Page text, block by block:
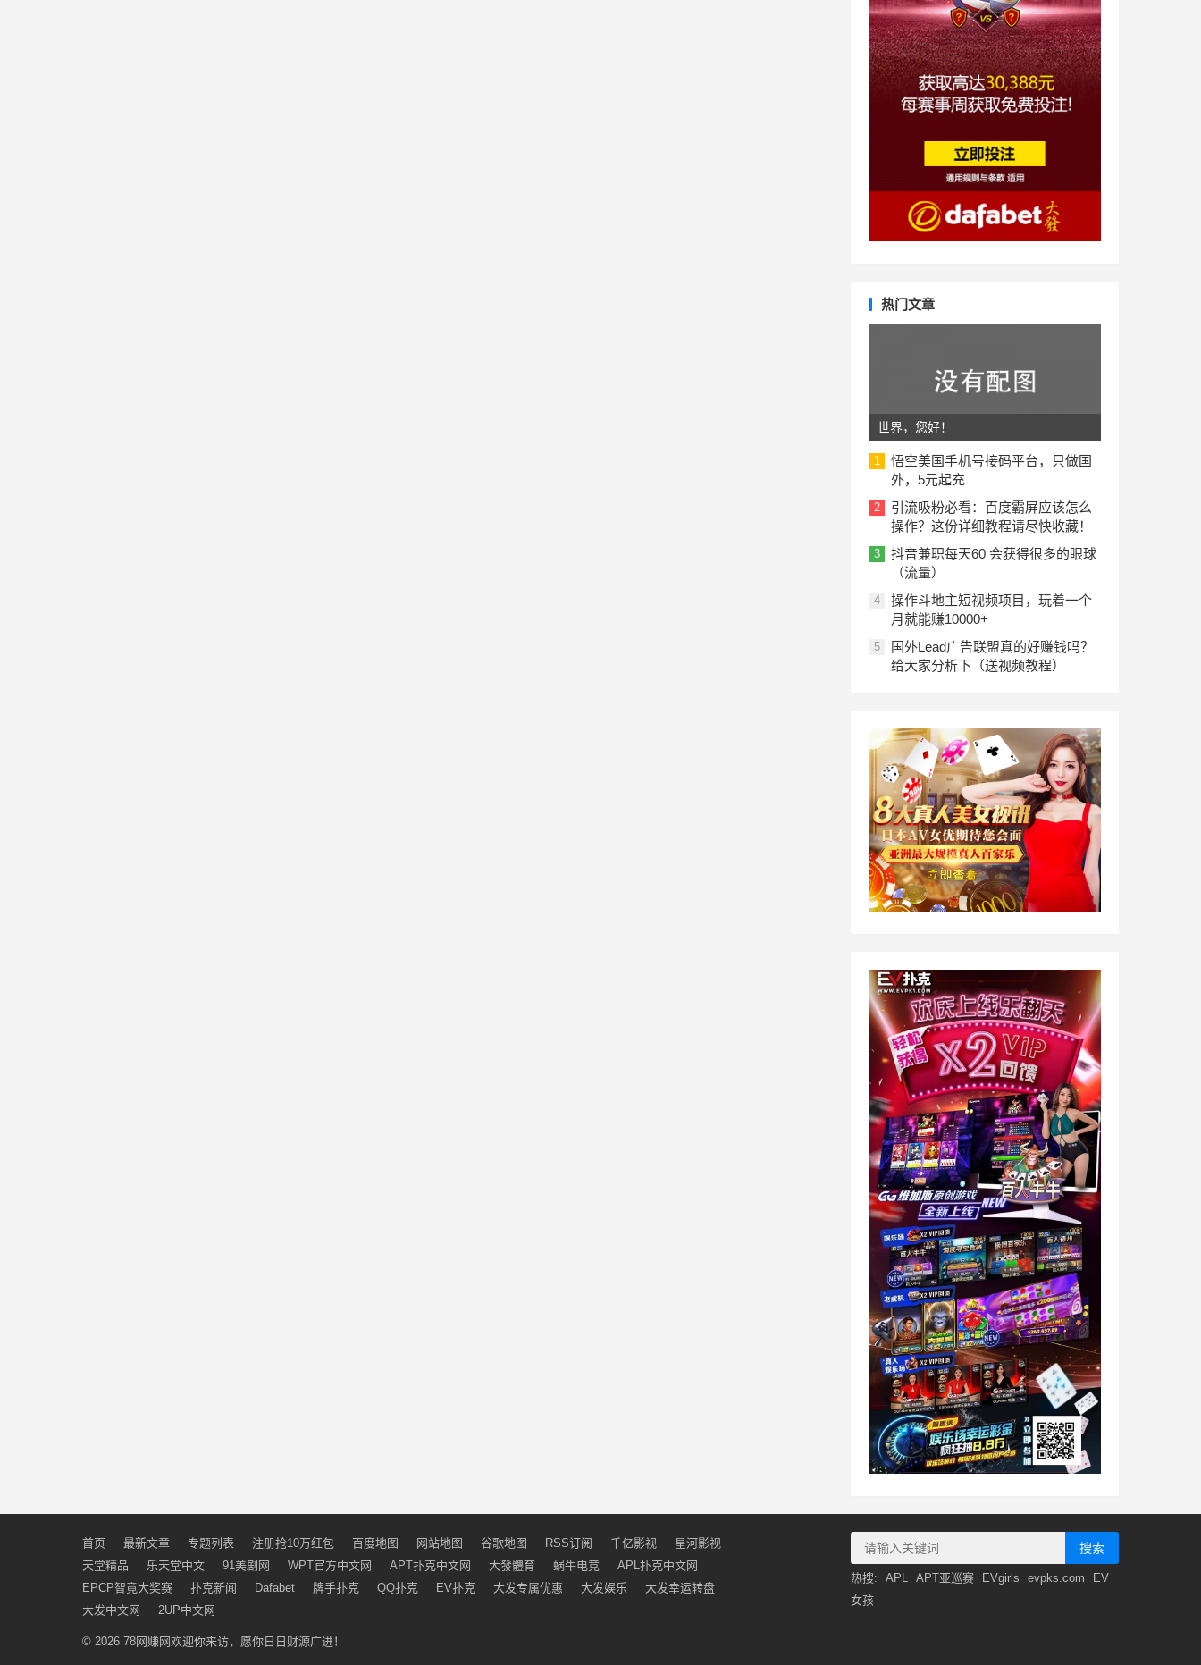
热门文章
世界，您好！
1
悟空美国手机号接码平台，只做国
外，5元起充
2
引流吸粉必看：百度霸屏应该怎么
操作？这份详细教程请尽快收藏！
3
抖音兼职每天60 会获得很多的眼球
（流量）
4
操作斗地主短视频项目，玩着一个
月就能赚10000+
5
国外Lead广告联盟真的好赚钱吗？
给大家分析下（送视频教程）
首页 最新文章 专题列表 注册抢10万红包 百度地图 网站地图 谷歌地图 RSS订阅 千亿影视
星河影视
天堂精品
乐天堂中文 91美剧网 WPT官方中文网 APT扑克中文网 大發體育 蜗牛电竞
APL扑克中文网
EPCP智竟大奖赛
扑克新闻 Dafabet 牌手扑克 QQ扑克 EV扑克 大发专属优惠 大发娱乐
大发幸运转盘
大发中文网
2UP中文网
© 2026 78网赚网欢迎你来访，愿你日日财源广进！
搜索
热搜: APL APT亚巡赛 EVgirls evpks.com
EV
女孩